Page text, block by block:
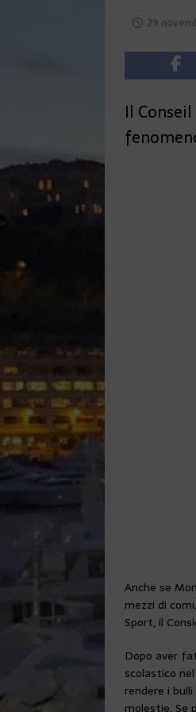
29
Il
Anche se
mezzi di
Sport, il
Dopo aver
scolastico
rendere i
molestie. Se